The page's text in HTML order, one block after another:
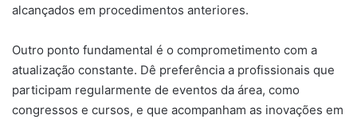
alcançados em procedimentos anteriores.
Outro ponto fundamental é o comprometimento com a
atualização constante. Dê preferência a profissionais que
participam regularmente de eventos da área, como
congressos e cursos, e que acompanham as inovações em